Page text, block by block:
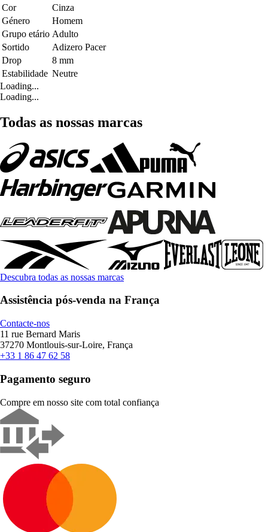
Cor
Cinza
Género
Homem
Grupo etário Adulto
Sortido
Adizero Pacer
Drop
8 mm
Estabilidade Neutre
Loading...
Loading...
Todas as nossas marcas
Descubra todas as nossas marcas
Assistência pós-venda na França
Contacte-nos
11 rue Bernard Maris
37270 Montlouis-sur-Loire, França
+33 1 86 47 62 58
Pagamento seguro
Compre em nosso site com total confiança